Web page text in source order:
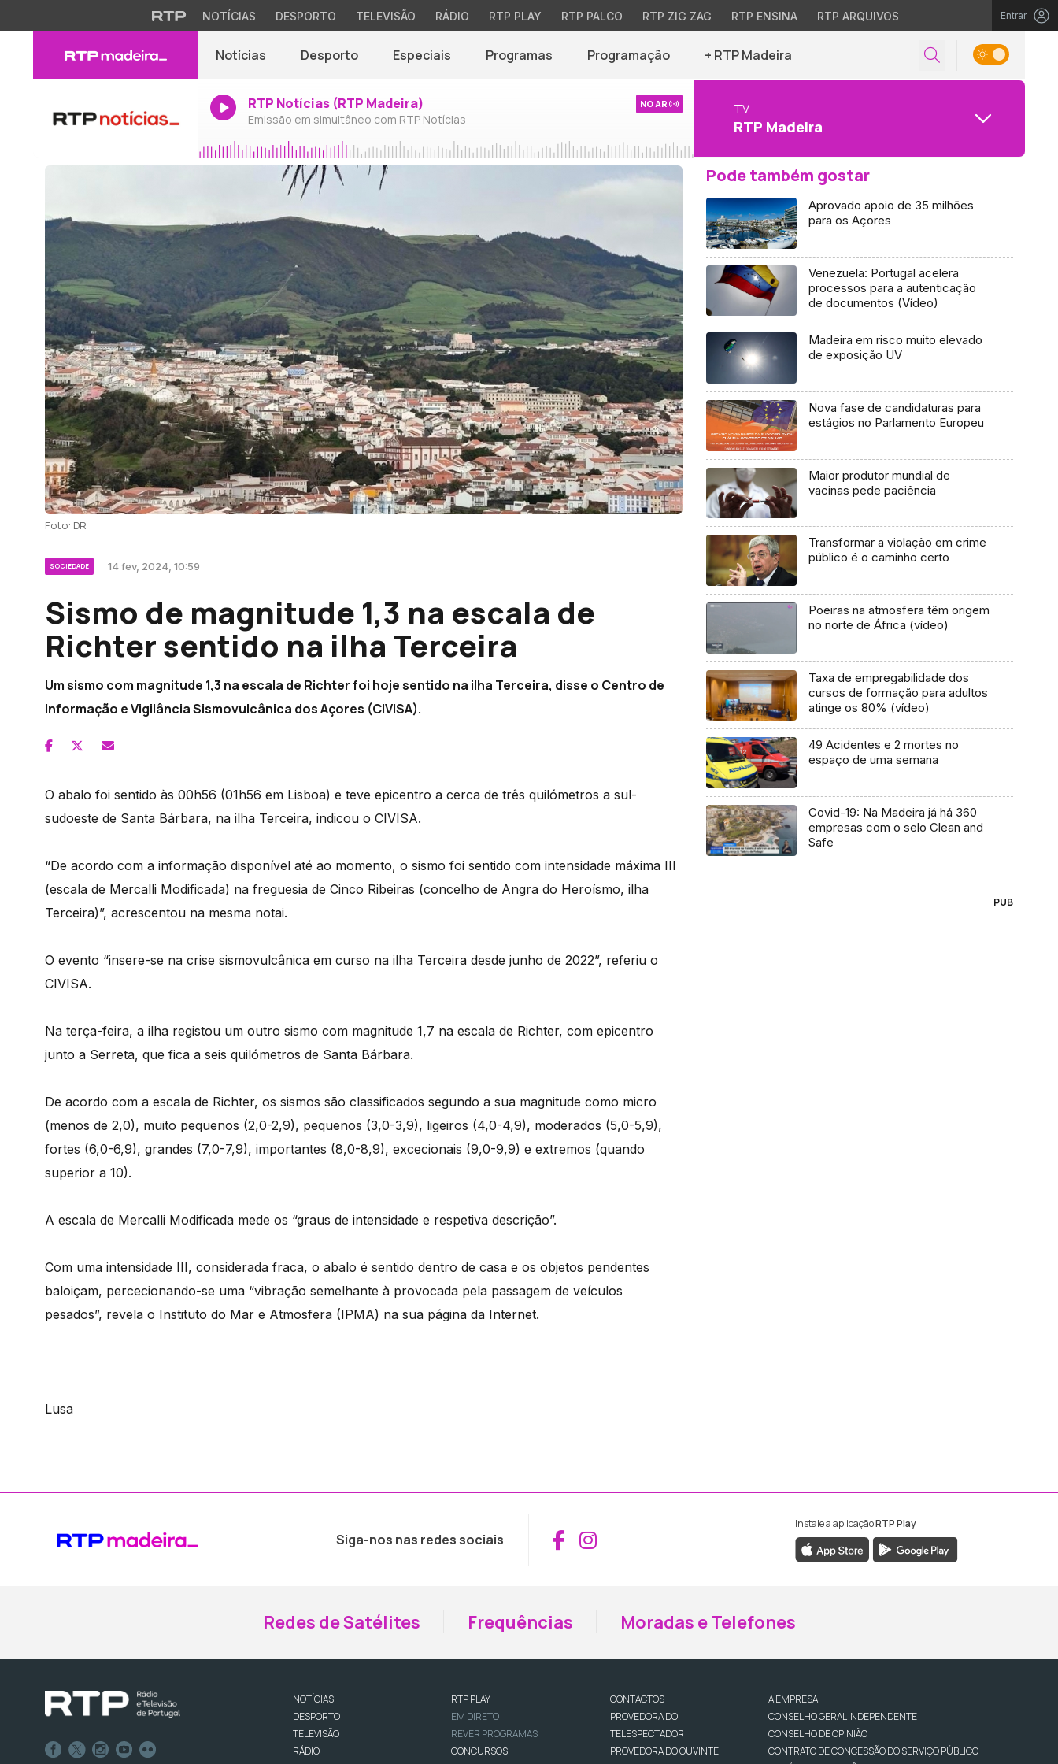
NOTÍCIAS DESPORTO TELEVISÃO RÁDIO RTP PLAY RTP PALCO RTP ZIG ZAG RTP ENSINA RTP ARQUIVOS Entrar
Notícias Desporto Especiais Programas Programação + RTP Madeira
RTP Notícias (RTP Madeira)
Emissão em simultâneo com RTP Notícias
NO AR TV
RTP Madeira
Foto: DR
SOCIEDADE 14 fev, 2024, 10:59
Sismo de magnitude 1,3 na escala de
Richter sentido na ilha Terceira
Um sismo com magnitude 1,3 na escala de Richter foi hoje sentido na ilha Terceira, disse o Centro de
Informação e Vigilância Sismovulcânica dos Açores (CIVISA).
O abalo foi sentido às 00h56 (01h56 em Lisboa) e teve epicentro a cerca de três quilómetros a sul-
sudoeste de Santa Bárbara, na ilha Terceira, indicou o CIVISA.
“De acordo com a informação disponível até ao momento, o sismo foi sentido com intensidade máxima III
(escala de Mercalli Modificada) na freguesia de Cinco Ribeiras (concelho de Angra do Heroísmo, ilha
Terceira)”, acrescentou na mesma notai.
O evento “insere-se na crise sismovulcânica em curso na ilha Terceira desde junho de 2022”, referiu o
CIVISA.
Na terça-feira, a ilha registou um outro sismo com magnitude 1,7 na escala de Richter, com epicentro
junto a Serreta, que fica a seis quilómetros de Santa Bárbara.
De acordo com a escala de Richter, os sismos são classificados segundo a sua magnitude como micro
(menos de 2,0), muito pequenos (2,0-2,9), pequenos (3,0-3,9), ligeiros (4,0-4,9), moderados (5,0-5,9),
fortes (6,0-6,9), grandes (7,0-7,9), importantes (8,0-8,9), excecionais (9,0-9,9) e extremos (quando
superior a 10).
A escala de Mercalli Modificada mede os “graus de intensidade e respetiva descrição”.
Com uma intensidade III, considerada fraca, o abalo é sentido dentro de casa e os objetos pendentes
baloiçam, percecionando-se uma “vibração semelhante à provocada pela passagem de veículos
pesados”, revela o Instituto do Mar e Atmosfera (IPMA) na sua página da Internet.
Lusa
Pode também gostar
Aprovado apoio de 35 milhões
para os Açores
Venezuela: Portugal acelera
processos para a autenticação
de documentos (Vídeo)
Madeira em risco muito elevado
de exposição UV
Nova fase de candidaturas para
estágios no Parlamento Europeu
Maior produtor mundial de
vacinas pede paciência
Transformar a violação em crime
público é o caminho certo
Poeiras na atmosfera têm origem
no norte de África (vídeo)
Taxa de empregabilidade dos
cursos de formação para adultos
atinge os 80% (vídeo)
49 Acidentes e 2 mortes no
espaço de uma semana
Covid-19: Na Madeira já há 360
empresas com o selo Clean and
Safe
PUB
Siga-nos nas redes sociais Aceder ao Facebook da RTP Madeira
Aceder ao Instagram da RTP Madeira
Instale a aplicaçãoRTP Play
Redes de Satélites Frequências Moradas e Telefones
NOTÍCIAS
DESPORTO
TELEVISÃO
RÁDIO
RTP PLAY
EM DIRETO
REVER PROGRAMAS
CONCURSOS
CONTACTOS
PROVEDORA DO
TELESPECTADOR
PROVEDORA DO OUVINTE
A EMPRESA
CONSELHO GERAL INDEPENDENTE
CONSELHO DE OPINIÃO
CONTRATO DE CONCESSÃO DO SERVIÇO PÚBLICO